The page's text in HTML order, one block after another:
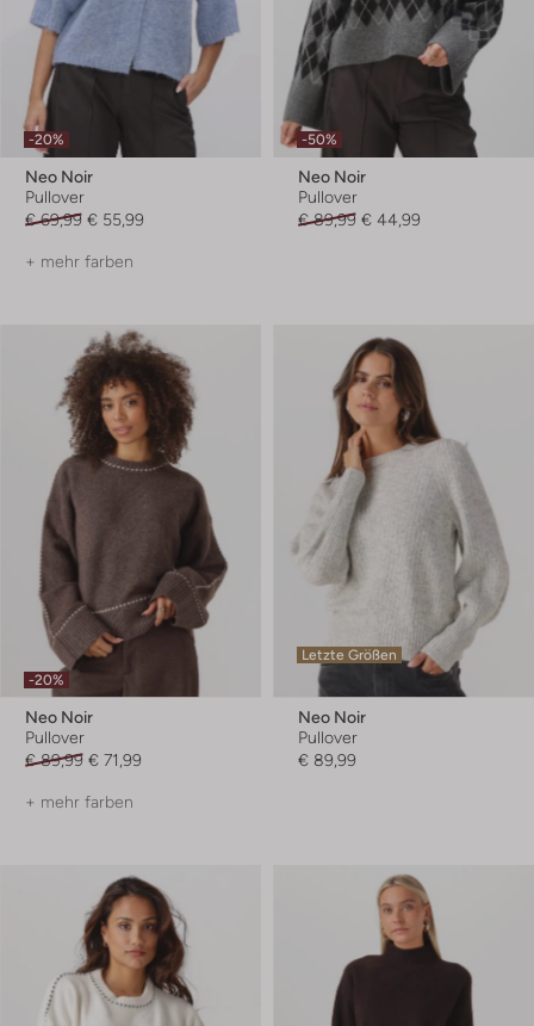
-20%
Neo Noir
Pullover
€ 69,99 € 55,99
+ mehr farben
-50%
Neo Noir
Pullover
€ 89,99 € 44,99
-20%
Neo Noir
Pullover
€ 89,99 € 71,99
+ mehr farben
Letzte Größen
Neo Noir
Pullover
€ 89,99